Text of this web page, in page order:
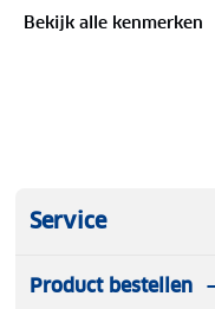
Bekijk alle kenmerken
Service
Product bestellen